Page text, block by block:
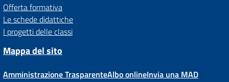
Offerta formativa
Le schede didattiche
I progetti delle classi
Mappa del sito
Amministrazione TrasparenteAlbo onlineInvia una MAD